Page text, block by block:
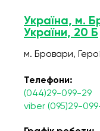
Україна, м.
України, 20 Б
м. Бровари,
Телефони:
(044)29-099-29
viber (095)29-